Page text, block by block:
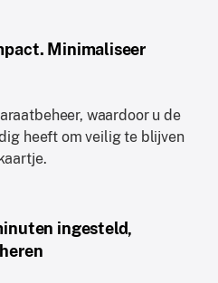
Minimaliseer
waardoor u de
heeft om veilig te blijven
ingesteld,